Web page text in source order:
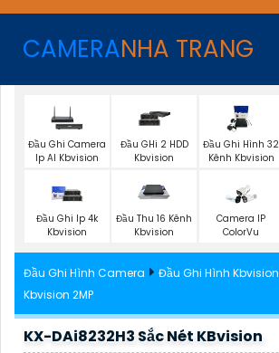
CAMERANHA TRANG
Đầu Ghi Camera
Ip AI Kbvision
Đầu GHi 2 HDD
Kbvision
Đầu Ghi Hình 32
Kênh Kbvision
Đầu Ghi Ip 4k
Kbvision
Đầu Thu 16 Kênh
Kbvision
Camera IP
ColorVu
Đầu Ghi Hình Camera Đầu Ghi Hình Kbvision
Kbvision 2MP
KX-DAi8232H3 Sắc Nét KBvision